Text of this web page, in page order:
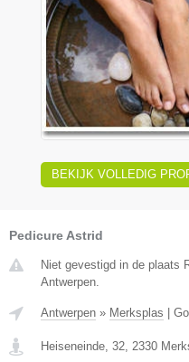
BEKIJK VOLLEDIG
Pedicure Astrid
Niet gevestigd in de plaats
Antwerpen.
Antwerpen » Merksplas
Heiseneinde, 32, 2330